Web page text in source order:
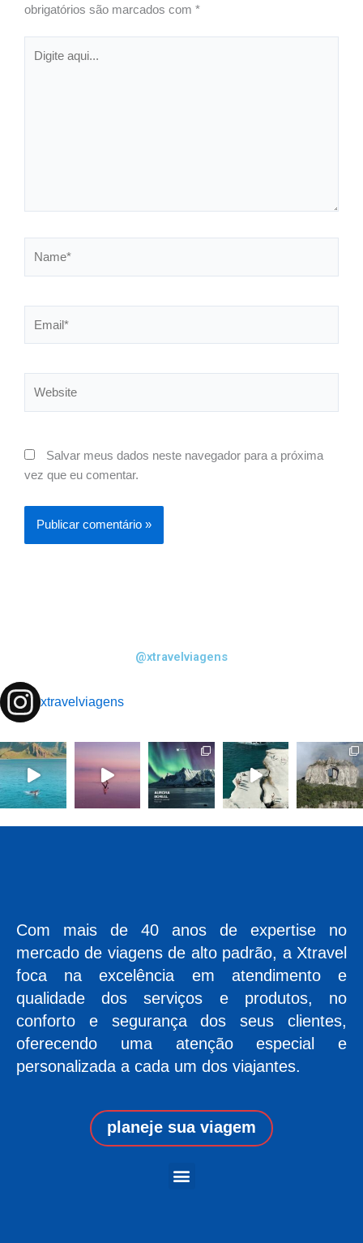
obrigatórios são marcados com *
aqui...
Salvar meus dados neste navegador para a próxima
vez que eu comentar.
@xtravelviagens
xtravelviagens
Com mais de 40 anos de expertise no
mercado de viagens de alto padrão, a Xtravel
foca na excelência em atendimento e
qualidade dos serviços e produtos, no
conforto e segurança dos seus clientes,
oferecendo uma atenção especial e
personalizada a cada um dos viajantes.
planeje sua viagem
Menu